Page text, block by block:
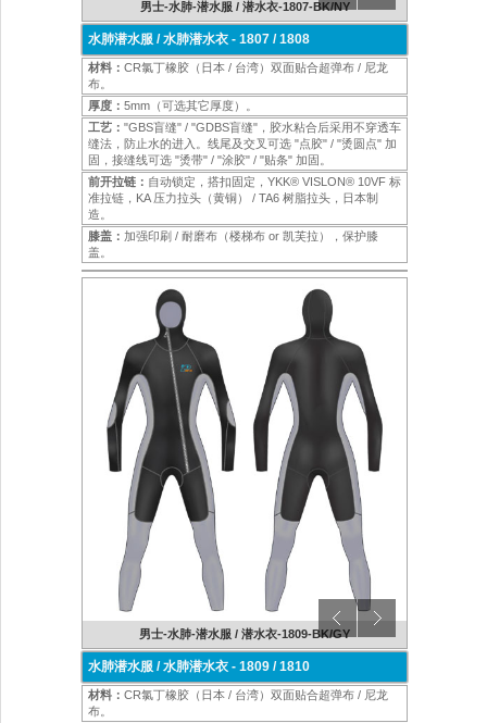
男士-水肺-潜水服 / 潜水衣-1807-BK/NY
水肺潜水服 / 水肺潜水衣 - 1807 / 1808
材料： CR氯丁橡胶（日本 / 台湾）双面贴合超弹布 / 尼龙
布。
厚度： 5mm（可选其它厚度）。
工艺： "GBS盲缝" / "GDBS盲缝"，胶水粘合后采用不穿透车
缝法，防止水的进入。线尾及交叉可选 "点胶" / "烫圆点" 加
固，接缝线可选 "烫带" / "涂胶" / "贴条" 加固。
前开拉链： 自动锁定，搭扣固定，YKK® VISLON® 10VF 标
准拉链，KA 压力拉头（黄铜） / TA6 树脂拉头，日本制
造。
膝盖： 加强印刷 / 耐磨布（楼梯布 or 凯芙拉），保护膝
盖。
男士-水肺-潜水服 / 潜水衣-1809-BK/GY
水肺潜水服 / 水肺潜水衣 - 1809 / 1810
材料： CR氯丁橡胶（日本 / 台湾）双面贴合超弹布 / 尼龙
布。